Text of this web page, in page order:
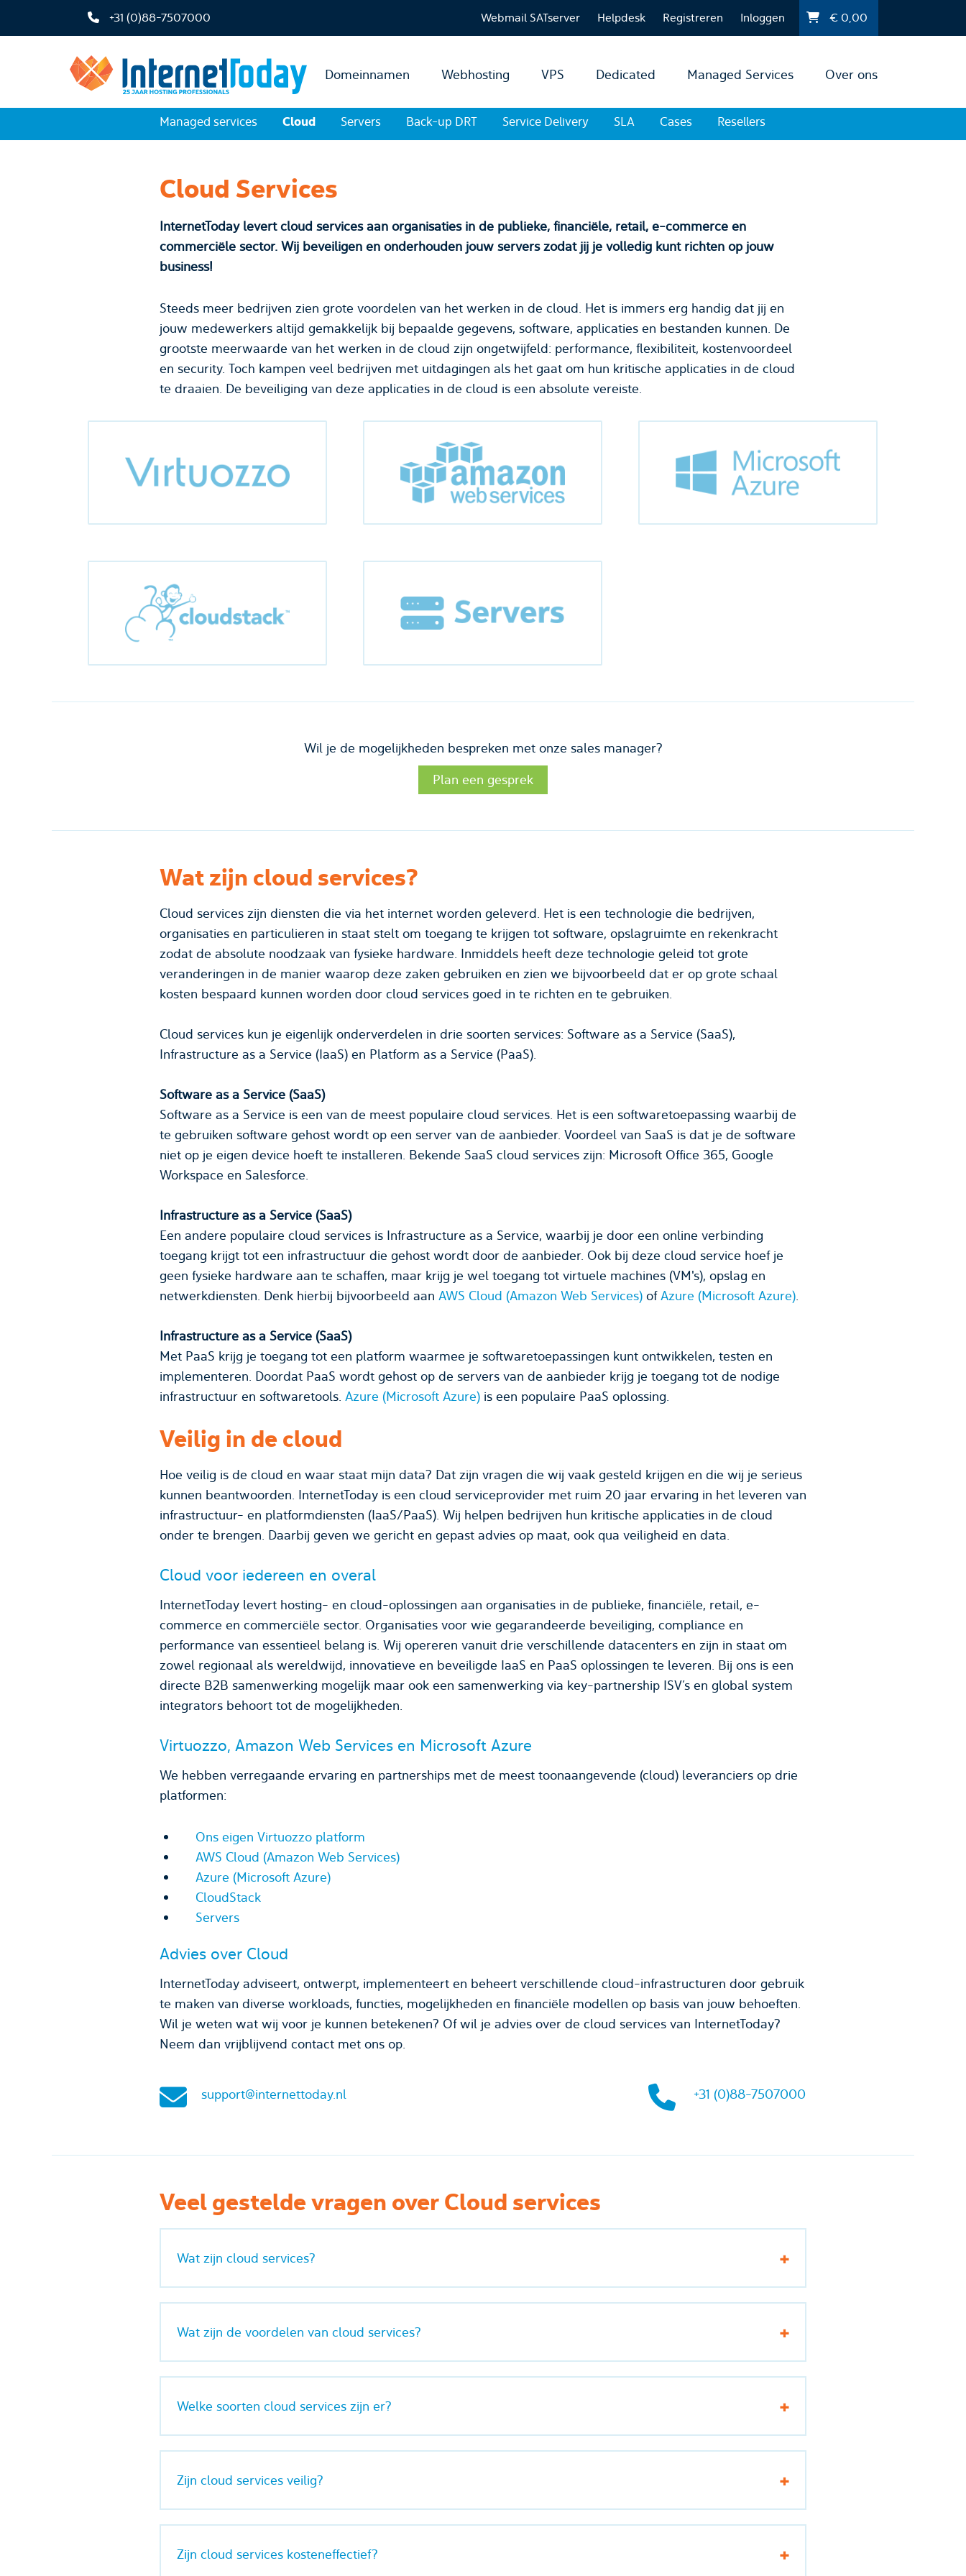
+31 (0)88-7507000 Webmail SATserver Helpdesk Registreren Inloggen €0,00
Domeinnamen Webhosting VPS Dedicated Managed Services Over ons
Managed services Cloud Servers Back-up DRT Service Delivery SLA Cases Resellers
Cloud Services
InternetToday levert cloud services aan organisaties in de publieke, financiële, retail, e-commerce en
commerciële sector. Wij beveiligen en onderhouden jouw servers zodat jij je volledig kunt richten op jouw
business!
Steeds meer bedrijven zien grote voordelen van het werken in de cloud. Het is immers erg handig dat jij en
jouw medewerkers altijd gemakkelijk bij bepaalde gegevens, software, applicaties en bestanden kunnen. De
grootste meerwaarde van het werken in de cloud zijn ongetwijfeld: performance, flexibiliteit, kostenvoordeel
en security. Toch kampen veel bedrijven met uitdagingen als het gaat om hun kritische applicaties in de cloud
te draaien. De beveiliging van deze applicaties in de cloud is een absolute vereiste.
Wil je de mogelijkheden bespreken met onze sales manager?
Plan een gesprek
Wat zijn cloud services?
Cloud services zijn diensten die via het internet worden geleverd. Het is een technologie die bedrijven,
organisaties en particulieren in staat stelt om toegang te krijgen tot software, opslagruimte en rekenkracht
zodat de absolute noodzaak van fysieke hardware. Inmiddels heeft deze technologie geleid tot grote
veranderingen in de manier waarop deze zaken gebruiken en zien we bijvoorbeeld dat er op grote schaal
kosten bespaard kunnen worden door cloud services goed in te richten en te gebruiken.
Cloud services kun je eigenlijk onderverdelen in drie soorten services: Software as a Service (SaaS),
Infrastructure as a Service (IaaS) en Platform as a Service (PaaS).
Software as a Service (SaaS)
Software as a Service is een van de meest populaire cloud services. Het is een softwaretoepassing waarbij de
te gebruiken software gehost wordt op een server van de aanbieder. Voordeel van SaaS is dat je de software
niet op je eigen device hoeft te installeren. Bekende SaaS cloud services zijn: Microsoft Office 365, Google
Workspace en Salesforce.
Infrastructure as a Service (SaaS)
Een andere populaire cloud services is Infrastructure as a Service, waarbij je door een online verbinding
toegang krijgt tot een infrastructuur die gehost wordt door de aanbieder. Ook bij deze cloud service hoef je
geen fysieke hardware aan te schaffen, maar krijg je wel toegang tot virtuele machines (VM's), opslag en
netwerkdiensten. Denk hierbij bijvoorbeeld aan AWS Cloud (Amazon Web Services) ofAzure (Microsoft Azure).
Infrastructure as a Service (SaaS)
Met PaaS krijg je toegang tot een platform waarmee je softwaretoepassingen kunt ontwikkelen, testen en
implementeren. Doordat PaaS wordt gehost op de servers van de aanbieder krijg je toegang tot de nodige
infrastructuur en softwaretools. Azure (Microsoft Azure) is een populaire PaaS oplossing.
Veilig in de cloud
Hoe veilig is de cloud en waar staat mijn data? Dat zijn vragen die wij vaak gesteld krijgen en die wij je serieus
kunnen beantwoorden. InternetToday is een cloud serviceprovider met ruim 20 jaar ervaring in het leveren van
infrastructuur- en platformdiensten (IaaS/PaaS). Wij helpen bedrijven hun kritische applicaties in de cloud
onder te brengen. Daarbij geven we gericht en gepast advies op maat, ook qua veiligheid en data.
Cloud voor iedereen en overal
InternetToday levert hosting- en cloud-oplossingen aan organisaties in de publieke, financiële, retail, e-
commerce en commerciële sector. Organisaties voor wie gegarandeerde beveiliging, compliance en
performance van essentieel belang is. Wij opereren vanuit drie verschillende datacenters en zijn in staat om
zowel regionaal als wereldwijd, innovatieve en beveiligde IaaS en PaaS oplossingen te leveren. Bij ons is een
directe B2B samenwerking mogelijk maar ook een samenwerking via key-partnership ISV’s en global system
integrators behoort tot de mogelijkheden.
Virtuozzo, Amazon Web Services en Microsoft Azure
We hebben verregaande ervaring en partnerships met de meest toonaangevende (cloud) leveranciers op drie
platformen:
Ons eigen Virtuozzo platform
AWS Cloud (Amazon Web Services)
Azure (Microsoft Azure)
CloudStack
Servers
Advies over Cloud
InternetToday adviseert, ontwerpt, implementeert en beheert verschillende cloud-infrastructuren door gebruik
te maken van diverse workloads, functies, mogelijkheden en financiële modellen op basis van jouw behoeften.
Wil je weten wat wij voor je kunnen betekenen? Of wil je advies over de cloud services van InternetToday?
Neem dan vrijblijvend contact met ons op.
support@internettoday.nl +31 (0)88-7507000
Veel gestelde vragen over Cloud services
Wat zijn cloud services?
Wat zijn de voordelen van cloud services?
Welke soorten cloud services zijn er?
Zijn cloud services veilig?
Zijn cloud services kosteneffectief?